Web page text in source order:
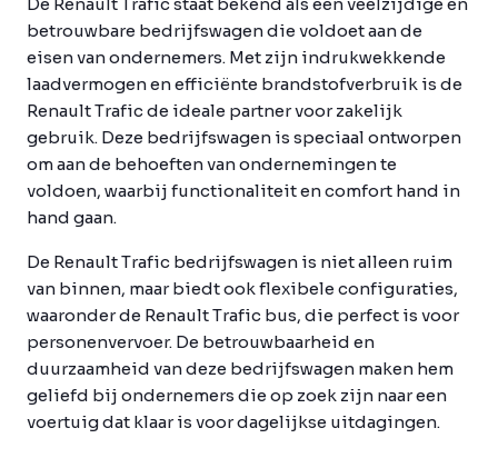
betrouwbare bedrijfswagen die voldoet aan de
eisen van ondernemers. Met zijn indrukwekkende
laadvermogen en efficiënte brandstofverbruik is de
Renault Trafic de ideale partner voor zakelijk
gebruik. Deze bedrijfswagen is speciaal ontworpen
om aan de behoeften van ondernemingen te
voldoen, waarbij functionaliteit en comfort hand in
hand gaan.
De Renault Trafic bedrijfswagen is niet alleen ruim
van binnen, maar biedt ook flexibele configuraties,
waaronder de Renault Trafic bus, die perfect is voor
personenvervoer. De betrouwbaarheid en
duurzaamheid van deze bedrijfswagen maken hem
geliefd bij ondernemers die op zoek zijn naar een
voertuig dat klaar is voor dagelijkse uitdagingen.